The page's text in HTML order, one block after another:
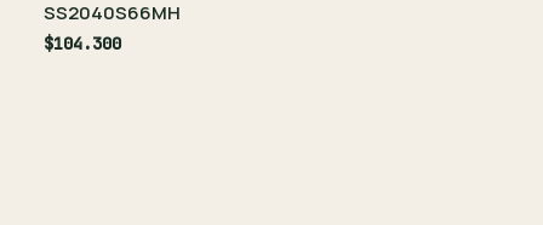
SS2040S66MH
$104.300